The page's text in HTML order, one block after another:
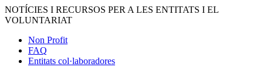
Vés
al
NOTÍCIES I RECURSOS PER A LES ENTITATS I EL
VOLUNTARIAT
Menú
Non Profit
FAQ
Entitats col·laboradores